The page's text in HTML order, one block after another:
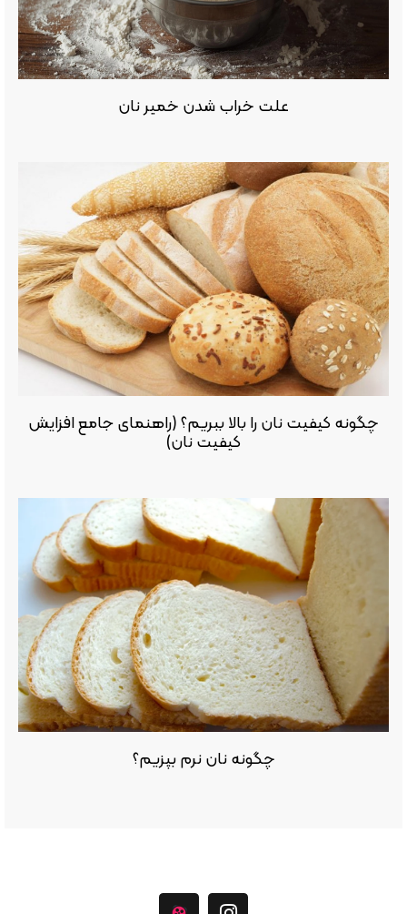
علت خراب شدن خمیر نان
چگونه کیفیت نان را بالا ببریم؟ (راهنمای جامع افزایش
کیفیت نان)
چگونه نان نرم بپزیم؟